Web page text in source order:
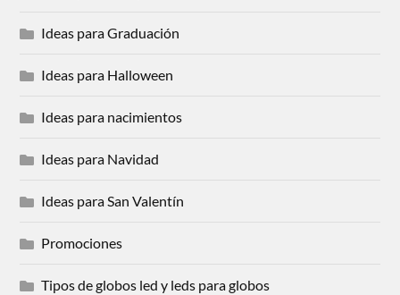
Ideas para Graduación
Ideas para Halloween
Ideas para nacimientos
Ideas para Navidad
Ideas para San Valentín
Promociones
Tipos de globos led y leds para globos